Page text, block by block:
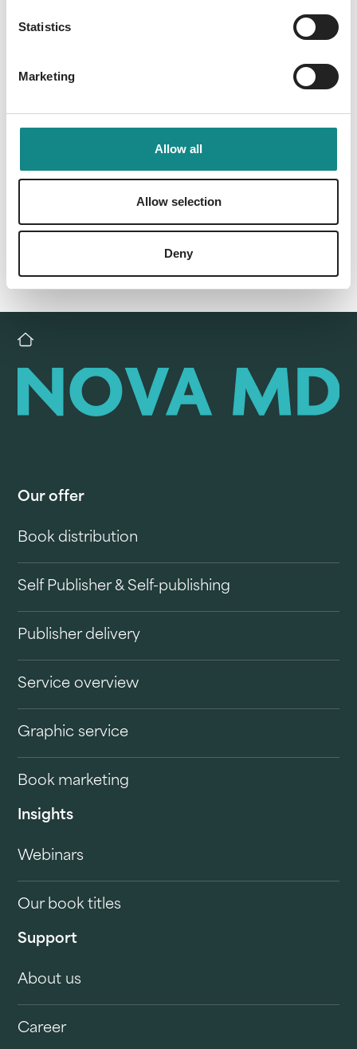
Statistics
Marketing
Allow all
Allow selection
Deny
Our offer
Book distribution
Self Publisher & Self-publishing
Publisher delivery
Service overview
Graphic service
Book marketing
Insights
Webinars
Our book titles
Support
About us
Career